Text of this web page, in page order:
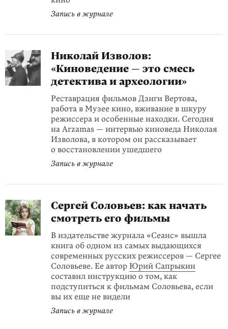
Запись в журнале
Николай Изволов:
«Киноведение — это смесь
детектива и археологии»
Реставрация фильмов Дзиги Вертова,
работа в Музее кино, вживание в шкуру
режиссера и особенные находки. Сегодня
на Arzamas — интервью киноведа Николая
Изволова, в котором он рассказывает
о восстановлении ушедшего
Запись в журнале
Сергей Соловьев: как начать
смотреть его фильмы
В издательстве журнала «Cеанс» вышла
книга об одном из самых выдающихся
современных русских режиссеров — Сергее
Соловьеве. Ее автор Юрий Сапрыкин
составил инструкцию о том, как
подступиться к фильмам Соловьева, если
вы их еще не видели
Запись в журнале